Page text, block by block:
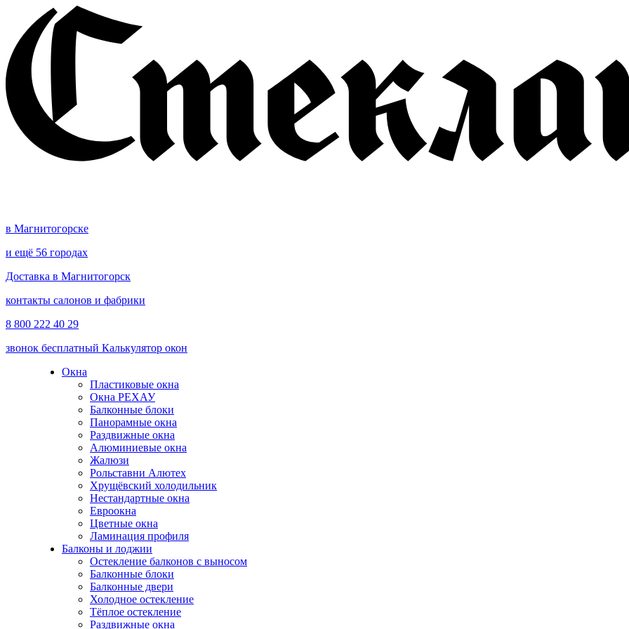
в Магнитогорске
и ещё 56 городах
Доставка в Магнитогорск
контакты салонов и фабрики
8 800 222 40 29
звонок бесплатный Калькулятор окон
Окна
Пластиковые окна
Окна РЕХАУ
Балконные блоки
Панорамные окна
Раздвижные окна
Алюминиевые окна
Жалюзи
Рольставни Алютех
Хрущёвский холодильник
Нестандартные окна
Евроокна
Цветные окна
Ламинация профиля
Балконы и лоджии
Остекление балконов с выносом
Балконные блоки
Балконные двери
Холодное остекление
Тёплое остекление
Раздвижные окна